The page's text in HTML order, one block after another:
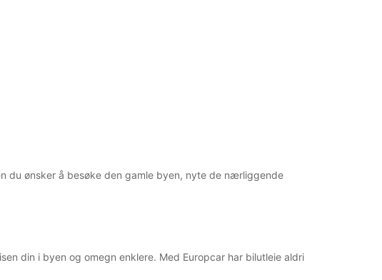
du ønsker å besøke den gamle byen, nyte de nærliggende
din i byen og omegn enklere. Med Europcar har bilutleie aldri